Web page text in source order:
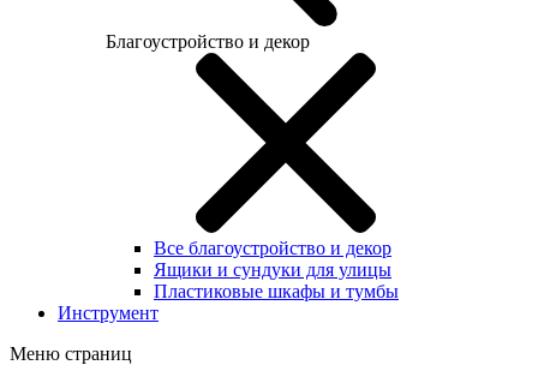
Благоустройство и декор
Все благоустройство и декор
Ящики и сундуки для улицы
Пластиковые шкафы и тумбы
Инструмент
Меню страниц